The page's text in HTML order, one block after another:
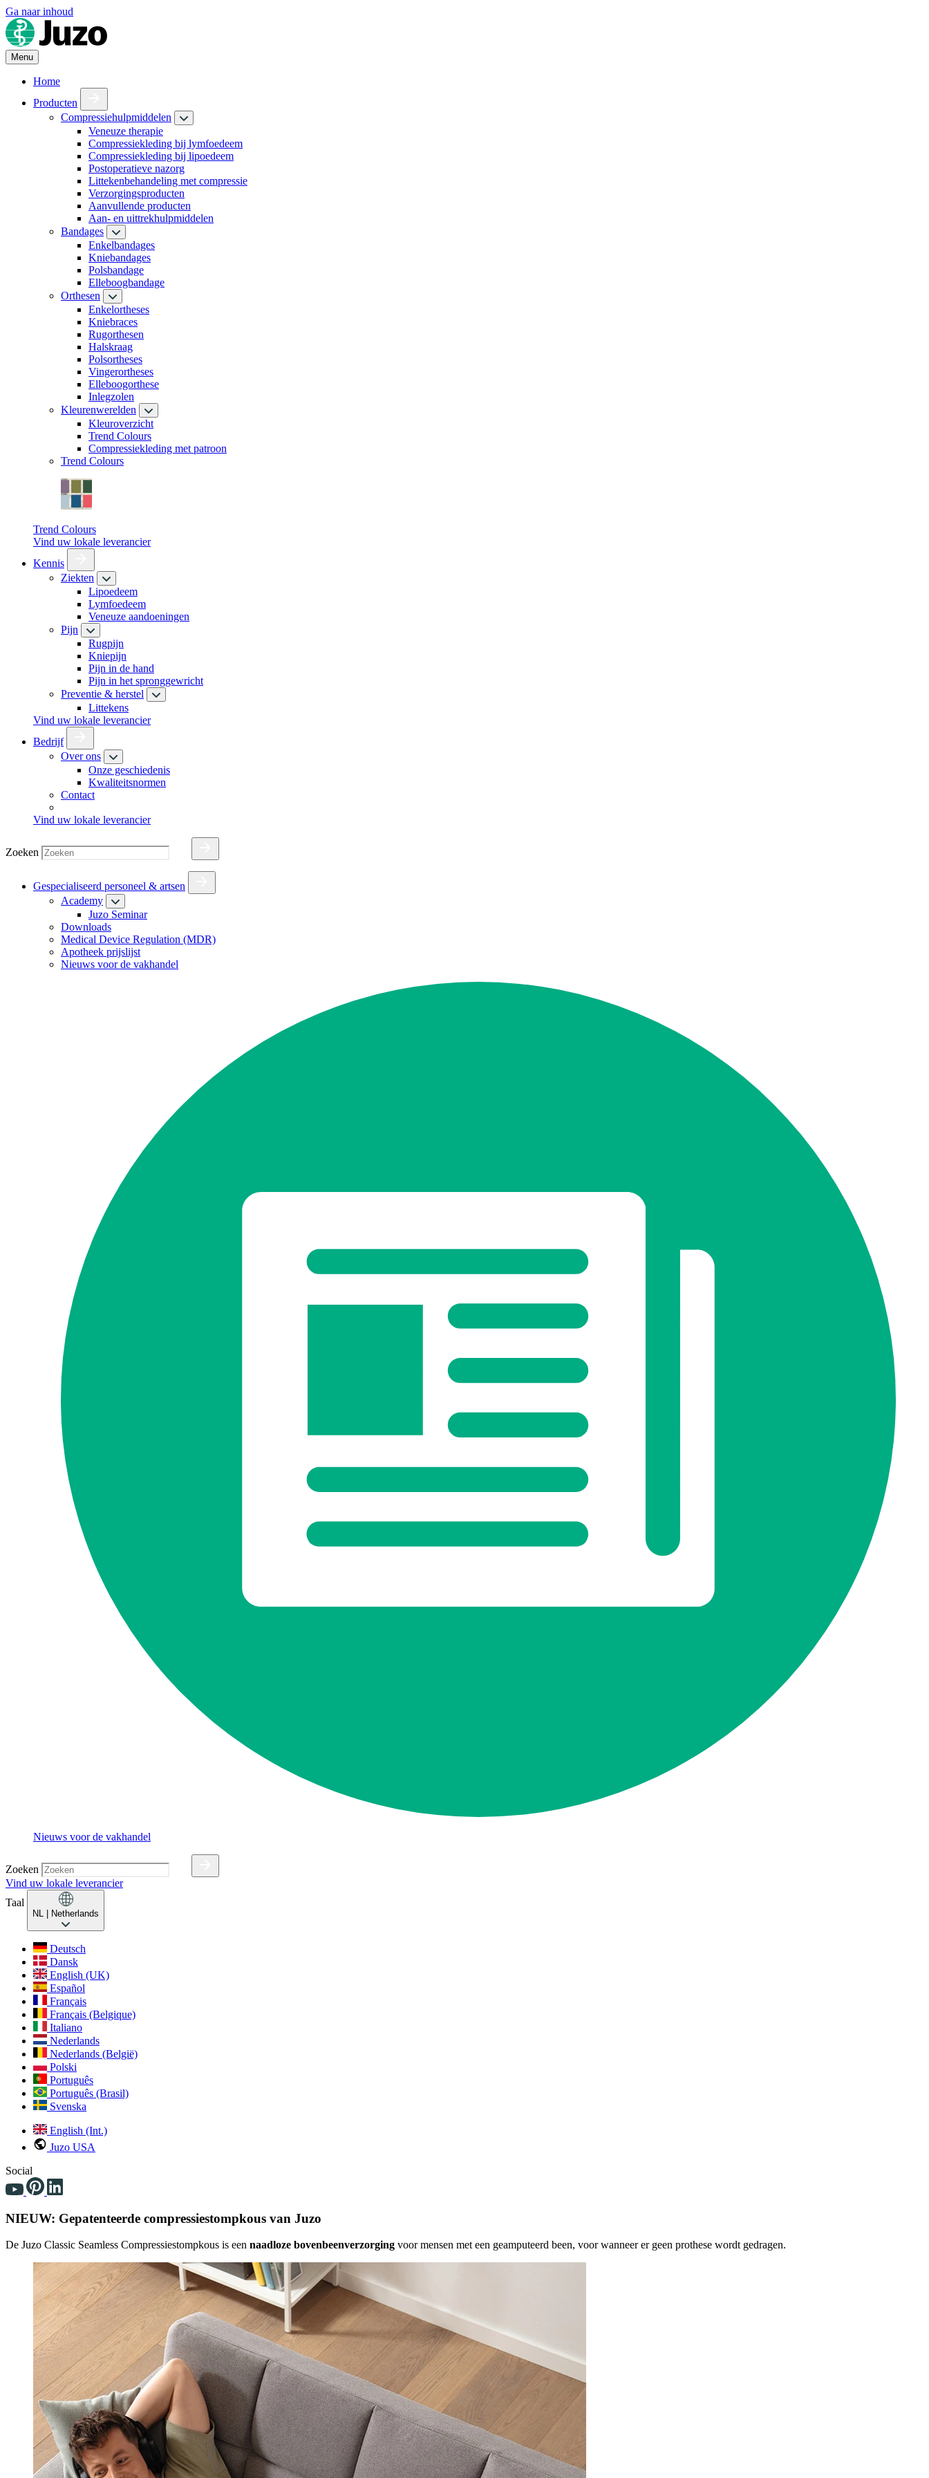
Ga naar inhoud
Menu
Home
Producten
Compressiehulpmiddelen
Veneuze therapie
Compressiekleding bij lymfoedeem
Compressiekleding bij lipoedeem
Postoperatieve nazorg
Littekenbehandeling met compressie
Verzorgingsproducten
Aanvullende producten
Aan- en uittrekhulpmiddelen
Bandages
Enkelbandages
Kniebandages
Polsbandage
Elleboogbandage
Orthesen
Enkelortheses
Kniebraces
Rugorthesen
Halskraag
Polsortheses
Vingerortheses
Elleboogorthese
Inlegzolen
Kleurenwerelden
Kleuroverzicht
Trend Colours
Compressiekleding met patroon
Trend Colours
Trend Colours
Vind uw lokale leverancier
Kennis
Ziekten
Lipoedeem
Lymfoedeem
Veneuze aandoeningen
Pijn
Rugpijn
Kniepijn
Pijn in de hand
Pijn in het spronggewricht
Preventie & herstel
Littekens
Vind uw lokale leverancier
Bedrijf
Over ons
Onze geschiedenis
Kwaliteitsnormen
Contact
Vind uw lokale leverancier
Zoeken
Gespecialiseerd personeel & artsen
Academy
Juzo Seminar
Downloads
Medical Device Regulation (MDR)
Apotheek prijslijst
Nieuws voor de vakhandel
Nieuws voor de vakhandel
Zoeken
Vind uw lokale leverancier
Taal
NL | Netherlands
Deutsch
Dansk
English (UK)
Español
Français
Français (Belgique)
Italiano
Nederlands
Nederlands (België)
Polski
Português
Português (Brasil)
Svenska
English (Int.)
Juzo USA
Social
NIEUW: Gepatenteerde compressiestompkous van Juzo
De Juzo Classic Seamless Compressiestompkous is een naadloze bovenbeenverzorging voor mensen met een geamputeerd been, voor wanneer er geen prothese wordt gedragen.